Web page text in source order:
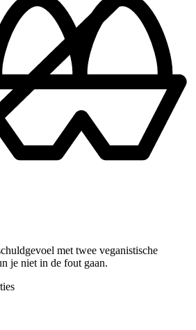
met twee veganistische
je niet in de fout gaan.